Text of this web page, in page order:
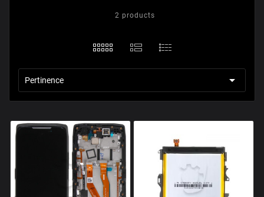
2 products
Pertinence 